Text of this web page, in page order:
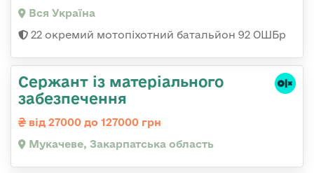
Вся Україна
22 окремий мотопіхотний батальйон 92 ОШБр
Сержант із матеріального
забезпечення
від 27000 до 127000 грн
Мукачеве, Закарпатська область